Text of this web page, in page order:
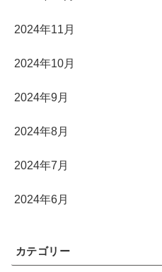
2024年11月
2024年10月
2024年9月
2024年8月
2024年7月
2024年6月
カテゴリー